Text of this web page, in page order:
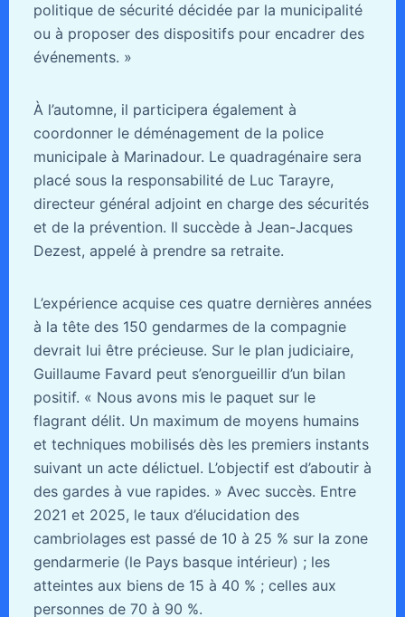
politique de sécurité décidée par la municipalité
ou à proposer des dispositifs pour encadrer des
événements. »
À l’automne, il participera également à
coordonner le déménagement de la police
municipale à Marinadour. Le quadragénaire sera
placé sous la responsabilité de Luc Tarayre,
directeur général adjoint en charge des sécurités
et de la prévention. Il succède à Jean-Jacques
Dezest, appelé à prendre sa retraite.
L’expérience acquise ces quatre dernières années
à la tête des 150 gendarmes de la compagnie
devrait lui être précieuse. Sur le plan judiciaire,
Guillaume Favard peut s’enorgueillir d’un bilan
positif. « Nous avons mis le paquet sur le
flagrant délit. Un maximum de moyens humains
et techniques mobilisés dès les premiers instants
suivant un acte délictuel. L’objectif est d’aboutir à
des gardes à vue rapides. » Avec succès. Entre
2021 et 2025, le taux d’élucidation des
cambriolages est passé de 10 à 25 % sur la zone
gendarmerie (le Pays basque intérieur) ; les
atteintes aux biens de 15 à 40 % ; celles aux
personnes de 70 à 90 %.